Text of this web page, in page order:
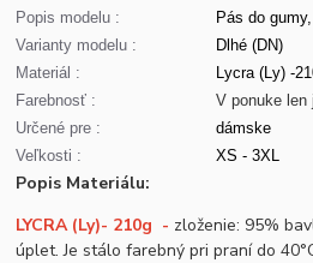
Popis modelu :
Pás do
Varianty modelu :
Dlhé (DN)
Materiál :
Lycra (Ly) -
Farebnosť :
V ponuke len
Určené pre :
dámske
Veľkosti :
XS - 3XL
Popis Materiálu:
LYCRA (Ly)- 210g - zloženie: 95%
úplet. Je stálo farebný pri praní do